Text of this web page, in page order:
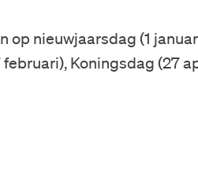
Onderwijs
op nieuwjaarsdag (1
Koningsdag (27